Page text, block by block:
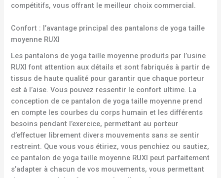
compétitifs, vous offrant le meilleur choix commercial.
Confort : l’avantage principal des pantalons de yoga taille
moyenne RUXI
Les pantalons de yoga taille moyenne produits par l’usine
RUXI font attention aux détails et sont fabriqués à partir de
tissus de haute qualité pour garantir que chaque porteur
est à l’aise. Vous pouvez ressentir le confort ultime. La
conception de ce pantalon de yoga taille moyenne prend
en compte les courbes du corps humain et les différents
besoins pendant l’exercice, permettant au porteur
d’effectuer librement divers mouvements sans se sentir
restreint. Que vous vous étiriez, vous penchiez ou sautiez,
ce pantalon de yoga taille moyenne RUXI peut parfaitement
s’adapter à chacun de vos mouvements, vous permettant